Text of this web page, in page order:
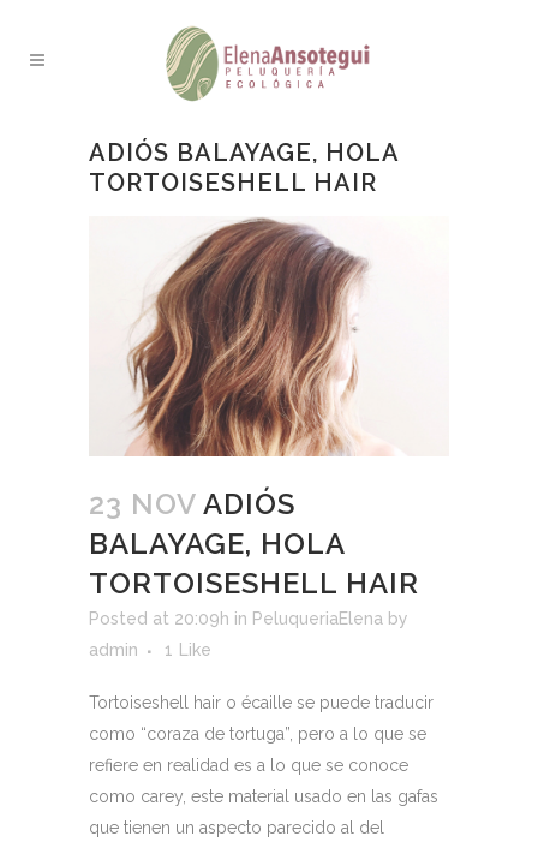
ADIÓS BALAYAGE, HOLA
TORTOISESHELL HAIR
23 NOV ADIÓS
BALAYAGE, HOLA
TORTOISESHELL HAIR
Posted at 20:09h in PeluqueriaElena by
admin
1 Like
Tortoiseshell hair o écaille se puede traducir
como “coraza de tortuga”, pero a lo que se
refiere en realidad es a lo que se conoce
como carey, este material usado en las gafas
que tienen un aspecto parecido al del